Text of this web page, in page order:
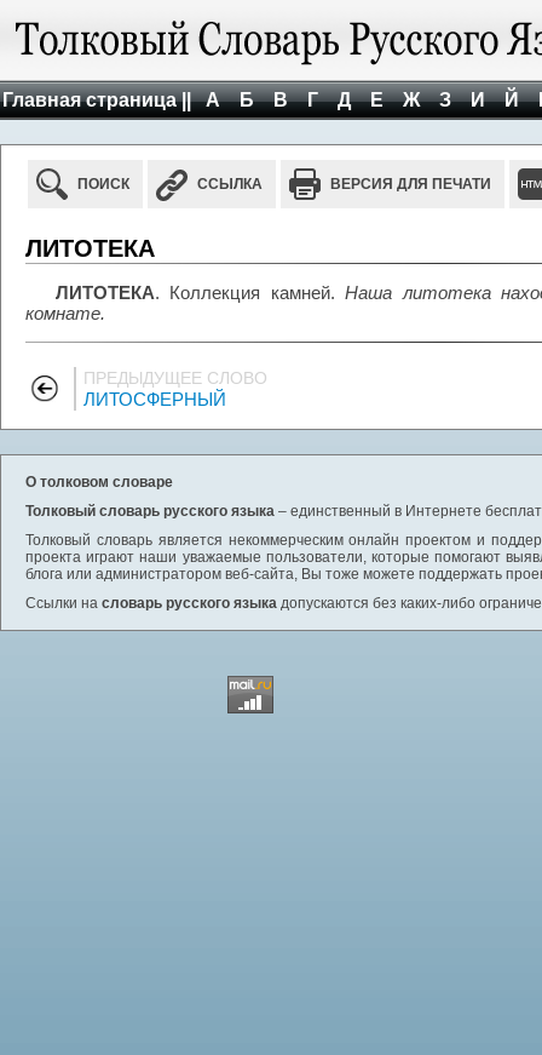
Главная страница || А Б В Г Д Е Ж З И Й
ПОИСК ССЫЛКА ВЕРСИЯ ДЛЯ ПЕЧАТИ
ЛИТОТЕКА
ЛИТОТЕКА. Коллекция камней.Наша литотека
комнате.
ПРЕДЫДУЩЕЕ СЛОВО
ЛИТОСФЕРНЫЙ
О толковом словаре
Толковый словарь русского языка – единственный в Интернете
Толковый словарь является некоммерческим онлайн проектом и
проекта играют наши уважаемые пользователи, которые помогают
блога или администратором веб-сайта, Вы тоже можете поддержать
Ссылки на словарь русского языка допускаются без каких-либо